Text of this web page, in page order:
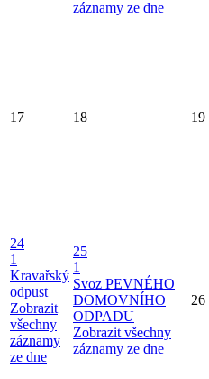
záznamy ze dne
17 18 19
24
1
Kravařský
odpust
Zobrazit
všechny
záznamy
ze dne
25
1
Svoz PEVNÉHO
DOMOVNÍHO
ODPADU
Zobrazit všechny
záznamy ze dne
26